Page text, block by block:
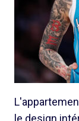
le design